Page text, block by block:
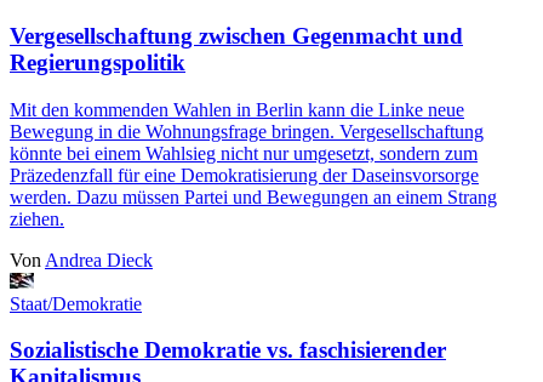
Vergesellschaftung zwischen Gegenmacht und
Regierungspolitik
Mit den kommenden Wahlen in Berlin kann die Linke neue
Bewegung in die Wohnungsfrage bringen. Vergesellschaftung
könnte bei einem Wahlsieg nicht nur umgesetzt, sondern zum
Präzedenzfall für eine Demokratisierung der Daseinsvorsorge
werden. Dazu müssen Partei und Bewegungen an einem Strang
ziehen.
Von Andrea Dieck
Staat/Demokratie
Sozialistische Demokratie vs. faschisierender